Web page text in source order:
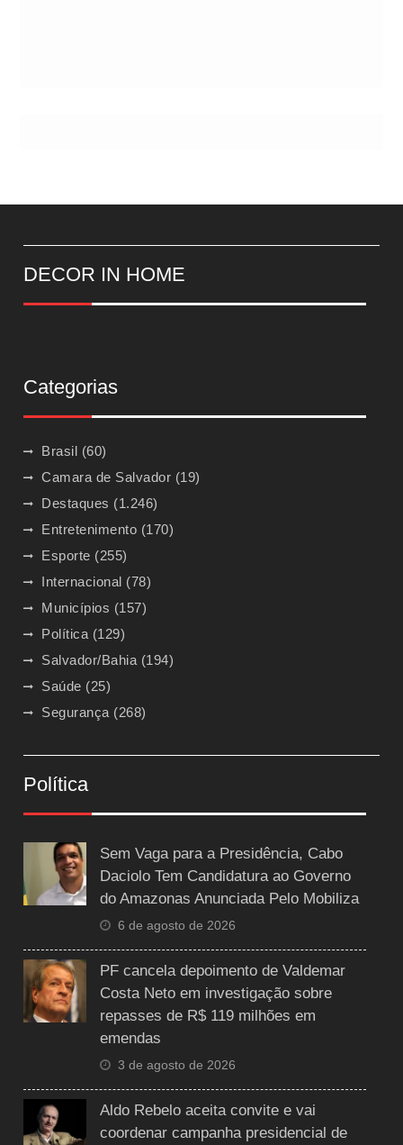
DECOR IN HOME
Categorias
Brasil (60)
Camara de Salvador (19)
Destaques (1.246)
Entretenimento (170)
Esporte (255)
Internacional (78)
Municípios (157)
Política (129)
Salvador/Bahia (194)
Saúde (25)
Segurança (268)
Política
Sem Vaga para a Presidência, Cabo
Daciolo Tem Candidatura ao Governo
do Amazonas Anunciada Pelo Mobiliza
6 de agosto de 2026
PF cancela depoimento de Valdemar
Costa Neto em investigação sobre
repasses de R$ 119 milhões em
emendas
3 de agosto de 2026
Aldo Rebelo aceita convite e vai
coordenar campanha presidencial de